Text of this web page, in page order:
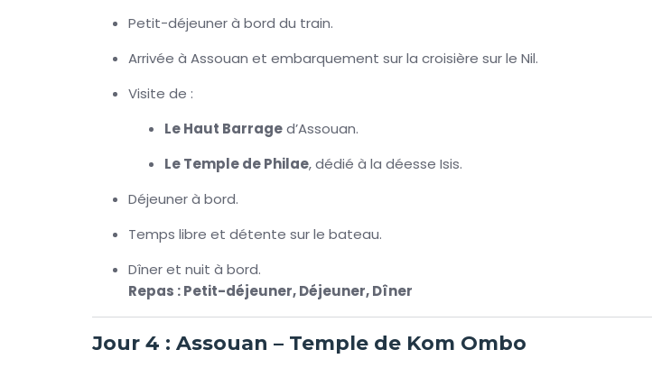
Petit-déjeuner à bord du train.
Arrivée à Assouan et embarquement sur la croisière sur le Nil.
Visite de :
Le Haut Barraged’Assouan.
Le Temple de Philae, dédié à la déesse Isis.
Déjeuner à bord.
Temps libre et détente sur le bateau.
Dîner et nuit à bord.
Repas : Petit-déjeuner, Déjeuner, Dîner
Jour 4 : Assouan – Temple de Kom Ombo